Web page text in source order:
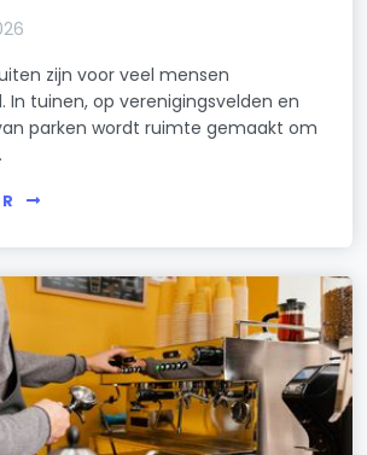
zijn voor veel mensen
In tuinen, op verenigingsvelden en
parken wordt ruimte gemaakt om